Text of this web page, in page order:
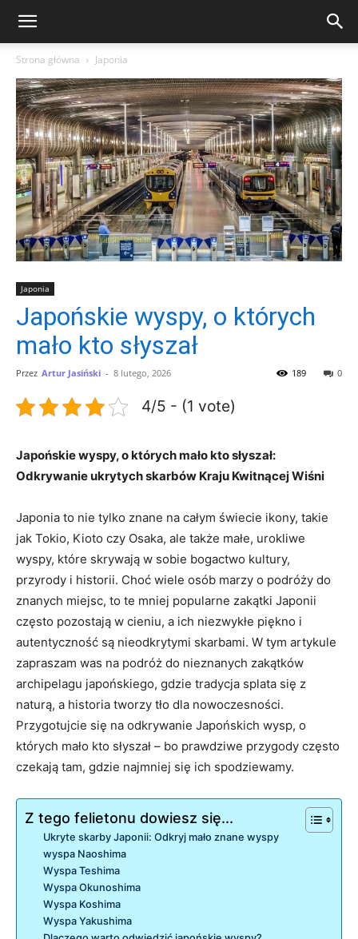
Strona główna Japonia
Japonia
Japońskie wyspy, o których
mało kto słyszał
Przez Artur Jasiński - 8 lutego, 2026 0
189
4/5 - (1 vote)
Japońskie wyspy, o których mało kto słyszał:
Odkrywanie ukrytych skarbów Kraju Kwitnącej Wiśni
Japonia to nie tylko znane na całym świecie ikony, takie
jak Tokio, Kioto czy Osaka, ale także małe, urokliwe
wyspy, które skrywają w sobie bogactwo kultury,
przyrody i historii. Choć wiele osób marzy o podróży do
znanych miejsc, to te mniej popularne zakątki Japonii
często pozostają w cieniu, a ich niezwykłe piękno i
autentyczność są nieodkrytymi skarbami. W tym artykule
zapraszam was na podróż do nieznanych zakątków
archipelagu japońskiego, gdzie tradycja splata się z
naturą, a historia tworzy tło dla nowoczesności.
Przygotujcie się na odkrywanie Japońskich wysp, o
których mało kto słyszał – bo prawdziwe przygody często
czekają tam, gdzie najmniej się ich spodziewamy.
Z tego felietonu dowiesz się...
Ukryte skarby Japonii: Odkryj mało znane wyspy
wyspa Naoshima
Wyspa Teshima
Wyspa Okunoshima
Wyspa Koshima
Wyspa Yakushima